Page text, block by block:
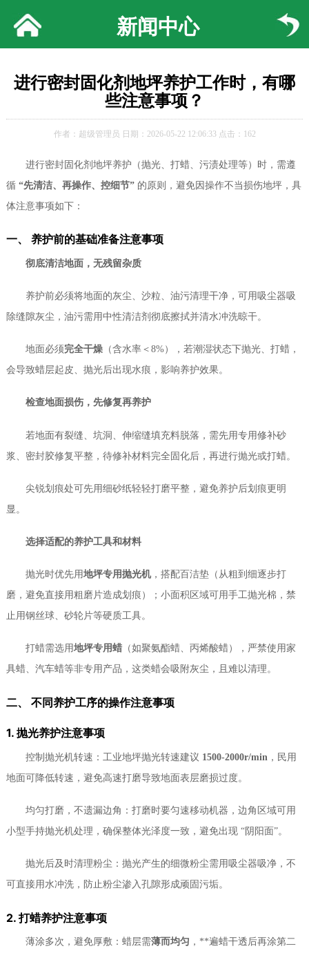
新闻中心
进行密封固化剂地坪养护工作时，有哪
些注意事项？
作者：超级管理员 日期：2026-05-22 12:06:33 点击：162
进行密封固化剂地坪养护（抛光、打蜡、污渍处理等）时，需遵
循 “先清洁、再操作、控细节”的原则，避免因操作不当损伤地坪，具
体注意事项如下：
一、 养护前的基础准备注意事项
彻底清洁地面，无残留杂质
养护前必须将地面的灰尘、沙粒、油污清理干净，可用吸尘器吸
除缝隙灰尘，油污需用中性清洁剂彻底擦拭并清水冲洗晾干。
地面必须完全干燥（含水率＜8%），若潮湿状态下抛光、打蜡，
会导致蜡层起皮、抛光后出现水痕，影响养护效果。
检查地面损伤，先修复再养护
若地面有裂缝、坑洞、伸缩缝填充料脱落，需先用专用修补砂
浆、密封胶修复平整，待修补材料完全固化后，再进行抛光或打蜡。
尖锐划痕处可先用细砂纸轻轻打磨平整，避免养护后划痕更明
显。
选择适配的养护工具和材料
抛光时优先用地坪专用抛光机，搭配百洁垫（从粗到细逐步打
磨，避免直接用粗磨片造成划痕）；小面积区域可用手工抛光棉，禁
止用钢丝球、砂轮片等硬质工具。
打蜡需选用地坪专用蜡（如聚氨酯蜡、丙烯酸蜡），严禁使用家
具蜡、汽车蜡等非专用产品，这类蜡会吸附灰尘，且难以清理。
二、 不同养护工序的操作注意事项
1. 抛光养护注意事项
控制抛光机转速：工业地坪抛光转速建议 1500-2000r/min ，民用
地面可降低转速，避免高速打磨导致地面表层磨损过度。
均匀打磨，不遗漏边角：打磨时要匀速移动机器，边角区域可用
小型手持抛光机处理，确保整体光泽度一致，避免出现 “阴阳面”。
抛光后及时清理粉尘：抛光产生的细微粉尘需用吸尘器吸净，不
可直接用水冲洗，防止粉尘渗入孔隙形成顽固污垢。
2. 打蜡养护注意事项
薄涂多次，避免厚敷：蜡层需薄而均匀 ，**遍蜡干透后再涂第二